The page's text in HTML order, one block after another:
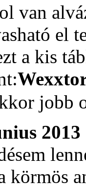
van
el
a kis
jobb
2013
körmös